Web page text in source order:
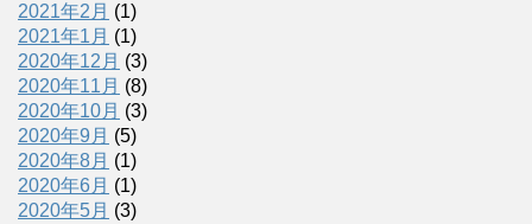
2021年2月 (1)
2021年1月 (1)
2020年12月 (3)
2020年11月 (8)
2020年10月 (3)
2020年9月 (5)
2020年8月 (1)
2020年6月 (1)
2020年5月 (3)